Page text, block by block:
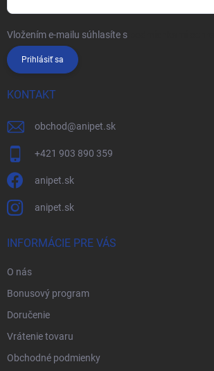
Vložením e-mailu súhlasíte s
Prihlásiť sa
KONTAKT
obchod@anipet.sk
+421 903 890 359
anipet.sk
anipet.sk
INFORMÁCIE PRE VÁS
O nás
Bonusový program
Doručenie
Vrátenie tovaru
Obchodné podmienky